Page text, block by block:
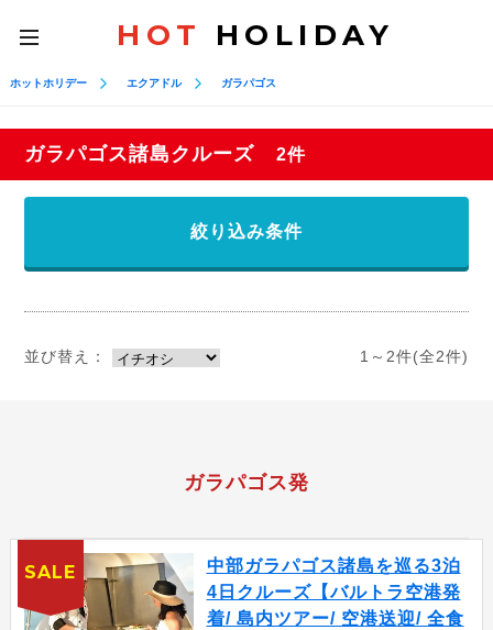
toggle
navigation
HOT HOLIDAY
ホットホリデー エクアドル ガラパゴス
ガラパゴス諸島クルーズ 2件
絞り込み条件
並び替え： 1～2件(全2件)
ガラパゴス発
中部ガラパゴス諸島を巡る3泊
4日クルーズ【バルトラ空港発
着/ 島内ツアー/ 空港送迎/ 全食
SALE